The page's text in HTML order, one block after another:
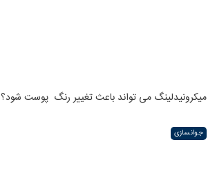
میکرونیدلینگ می تواند باعث تغییر رنگ ‍ پوست شود؟
جوانسازی